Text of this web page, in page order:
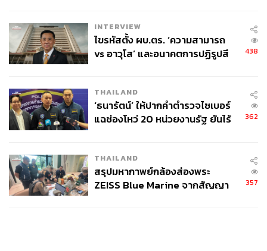
INTERVIEW
ไขรหัสตั้ง ผบ.ตร. ‘ความสามารถ
vs อาวุโส’ และอนาคตการปฏิรูปสี
438
THAILAND
‘ธนารัตน์’ ให้ปากคำตำรวจไซเบอร์
แฉช่องโหว่ 20 หน่วยงานรัฐ ยันไร้
362
THAILAND
สรุปมหากาพย์กล้องส่องพระ
ZEISS Blue Marine จากสัญญา
357